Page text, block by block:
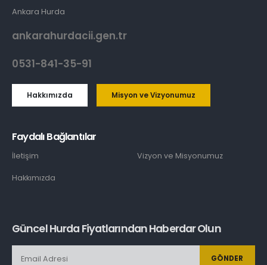
Ankara Hurda
ankarahurdacii.gen.tr
0531-841-35-91
Hakkımızda Misyon ve Vizyonumuz
Faydalı Bağlantılar
İletişim
Hakkımızda
Vizyon ve Misyonumuz
Güncel Hurda Fiyatlarından Haberdar Olun
GÖNDER